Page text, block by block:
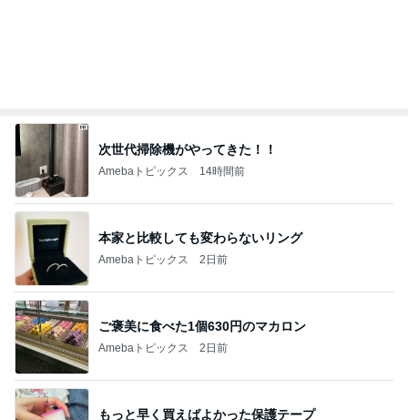
次世代掃除機がやってきた！！
Amebaトピックス 14時間前
本家と比較しても変わらないリング
Amebaトピックス 2日前
ご褒美に食べた1個630円のマカロン
Amebaトピックス 2日前
もっと早く買えばよかった保護テープ